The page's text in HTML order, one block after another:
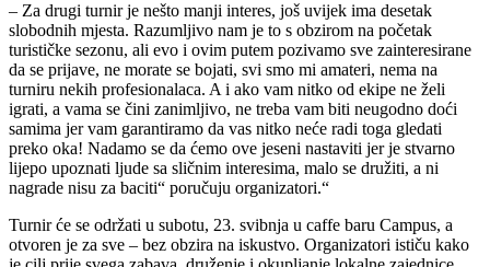
– Za drugi turnir je nešto manji interes, još uvijek ima desetak
slobodnih mjesta. Razumljivo nam je to s obzirom na početak
turističke sezonu, ali evo i ovim putem pozivamo sve zainteresirane
da se prijave, ne morate se bojati, svi smo mi amateri, nema na
turniru nekih profesionalaca. A i ako vam nitko od ekipe ne želi
igrati, a vama se čini zanimljivo, ne treba vam biti neugodno doći
samima jer vam garantiramo da vas nitko neće radi toga gledati
preko oka! Nadamo se da ćemo ove jeseni nastaviti jer je stvarno
lijepo upoznati ljude sa sličnim interesima, malo se družiti, a ni
nagrade nisu za baciti“ poručuju organizatori.“
Turnir će se održati u subotu, 23. svibnja u caffe baru Campus, a
otvoren je za sve – bez obzira na iskustvo. Organizatori ističu kako